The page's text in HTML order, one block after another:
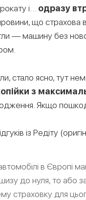
і… одразу
що
— машину без
стало ясно, тут
з
Якщо
із Редіту
в Європі
до нуля, то або
страховку для